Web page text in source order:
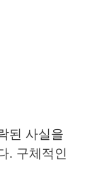
된 사실을
. 구체적인